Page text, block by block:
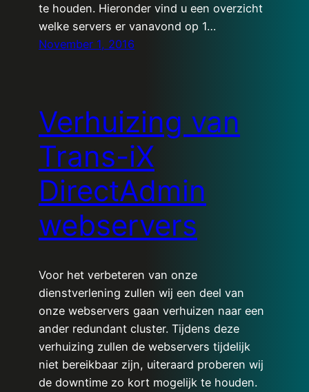
te houden. Hieronder vind u een overzicht
welke servers er vanavond op 1…
November 1, 2016
Verhuizing van
Trans-iX
DirectAdmin
webservers
Voor het verbeteren van onze
dienstverlening zullen wij een deel van
onze webservers gaan verhuizen naar een
ander redundant cluster. Tijdens deze
verhuizing zullen de webservers tijdelijk
niet bereikbaar zijn, uiteraard proberen wij
de downtime zo kort mogelijk te houden.